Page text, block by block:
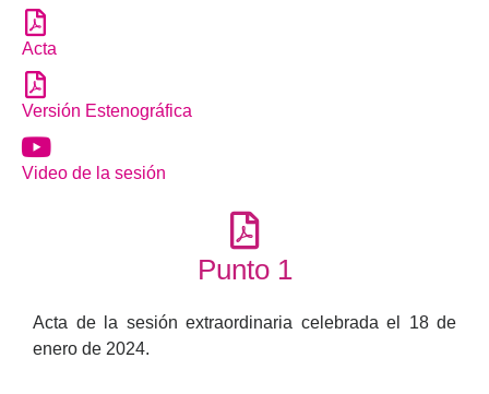
Acta
Versión Estenográfica
Video de la sesión
Punto 1
Acta de la sesión extraordinaria celebrada el 18 de
enero de 2024.